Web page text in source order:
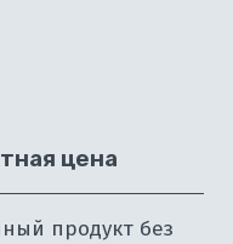
цена
продукт без